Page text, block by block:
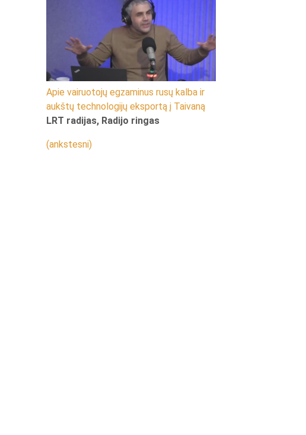
Apie vairuotojų egzaminus rusų kalba ir
aukštų technologijų eksportą į Taivaną
LRT radijas, Radijo ringas
(ankstesni)